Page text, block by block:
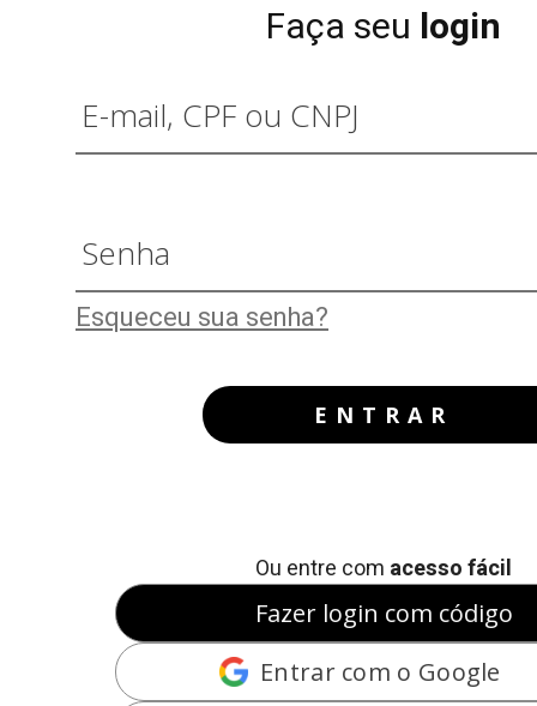
Faça seu login
Esqueceu sua senha?
ENTRAR
Ou entre com acesso fácil
Fazer login com código
Entrar com o Google